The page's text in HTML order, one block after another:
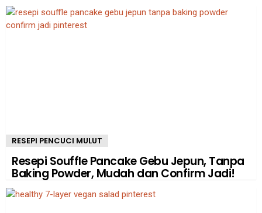
RESEPI PENCUCI MULUT
Resepi Souffle Pancake Gebu Jepun, Tanpa
Baking Powder, Mudah dan Confirm Jadi!